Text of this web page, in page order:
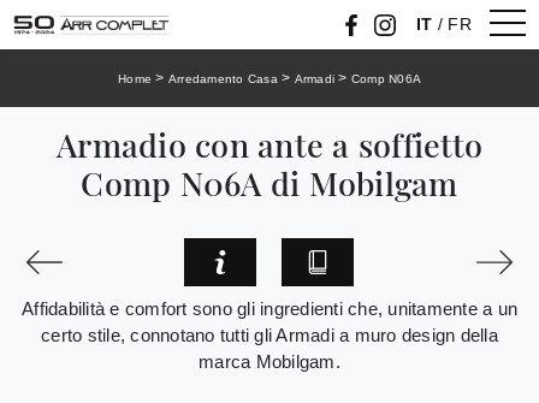
IT / FR
Home > Arredamento Casa> Armadi > Comp N06A
Armadio con ante a soffietto
Comp N06A di Mobilgam
Affidabilità e comfort sono gli ingredienti che, unitamente a un
certo stile, connotano tutti gli Armadi a muro design della
marca Mobilgam.